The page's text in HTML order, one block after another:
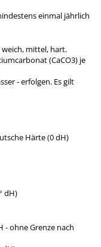
einmal jährlich
mittel, hart.
(CaCO3) je
- erfolgen. Es gilt
Härte (0 dH)
dH)
- ohne Grenze nach